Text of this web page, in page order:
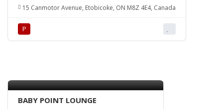
15 Canmotor Avenue, Etobicoke, ON M8Z 4E4, Canada
Р
BABY POINT LOUNGE